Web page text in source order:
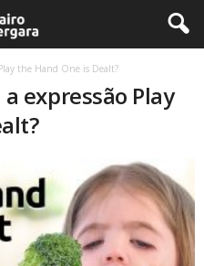
the Hand One is Dealt?
expressão Play